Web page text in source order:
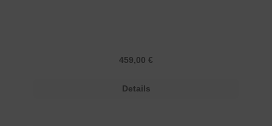
Regulärer Preis:
459,00 €
Details